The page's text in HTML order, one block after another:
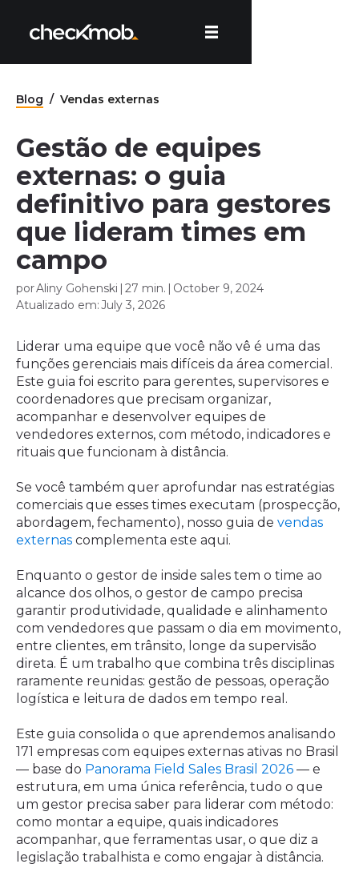
Blog / Vendas externas
Gestão de equipes
externas: o guia
definitivo para gestores
que lideram times em
campo
porAliny Gohenski | 27 min. | October 9, 2024
Atualizado em:July 3, 2026
Liderar uma equipe que você não vê é uma das
funções gerenciais mais difíceis da área comercial.
Este guia foi escrito para gerentes, supervisores e
coordenadores que precisam organizar,
acompanhar e desenvolver equipes de
vendedores externos, com método, indicadores e
rituais que funcionam à distância.
Se você também quer aprofundar nas estratégias
comerciais que esses times executam (prospecção,
abordagem, fechamento), nosso guia de vendas
externas complementa este aqui.
Enquanto o gestor de inside sales tem o time ao
alcance dos olhos, o gestor de campo precisa
garantir produtividade, qualidade e alinhamento
com vendedores que passam o dia em movimento,
entre clientes, em trânsito, longe da supervisão
direta. É um trabalho que combina três disciplinas
raramente reunidas: gestão de pessoas, operação
logística e leitura de dados em tempo real.
Este guia consolida o que aprendemos analisando
171 empresas com equipes externas ativas no Brasil
— base do Panorama Field Sales Brasil 2026 — e
estrutura, em uma única referência, tudo o que
um gestor precisa saber para liderar com método:
como montar a equipe, quais indicadores
acompanhar, que ferramentas usar, o que diz a
legislação trabalhista e como engajar à distância.